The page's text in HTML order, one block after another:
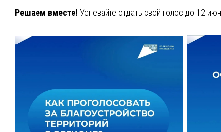
Решаем вместе! Успевайте отдать свой голос до 12